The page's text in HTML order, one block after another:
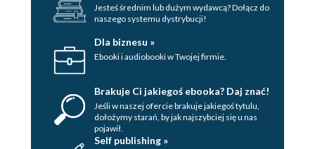
Jesteś średnim lub dużym wydawcą? Dołącz do
naszego systemu dystrybucji!
Dla biznesu »
Ebooki i audiobooki w Twojej firmie.
Brakuje Ci jakiegoś ebooka? Daj znać!
Jeśli w naszej ofercie brakuje jakiegoś tytulu,
dołożymy starań, by jak najszybciej się u nas
pojawił.
Self publishing »